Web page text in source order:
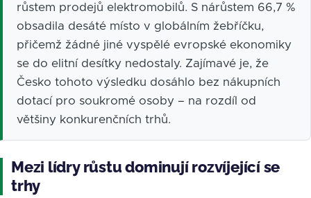
růstem prodejů elektromobilů. S nárůstem 66,7 %
obsadila desáté místo v globálním žebříčku,
přičemž žádné jiné vyspělé evropské ekonomiky
se do elitní desítky nedostaly. Zajímavé je, že
Česko tohoto výsledku dosáhlo bez nákupních
dotací pro soukromé osoby – na rozdíl od
většiny konkurenčních trhů.
Mezi lídry růstu dominují rozvíjející se
trhy